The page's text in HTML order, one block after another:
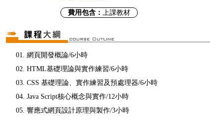
費用包含： 上課教材
01. 網頁開發概論/6小時
02. HTML基礎理論與實作練習/6小時
03. CSS 基礎理論、實作練習及預處理器/6小時
04. Java Script核心概念與實作/12小時
05. 響應式網頁設計原理與製作/3小時